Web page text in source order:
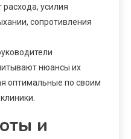
расхода, усилия
сопротивления
нюансы их
оптимальные по своим
и